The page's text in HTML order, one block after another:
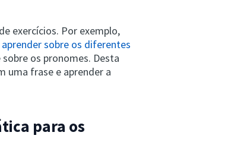
exercícios. Por exemplo,
aprender sobre os diferentes
os pronomes. Desta
uma frase e aprender a
para os